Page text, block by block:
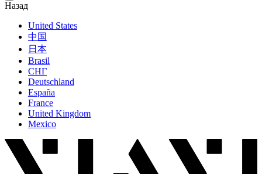
Назад
United States
中国
日本
Brasil
СНГ
Deutschland
España
France
United Kingdom
Mexico